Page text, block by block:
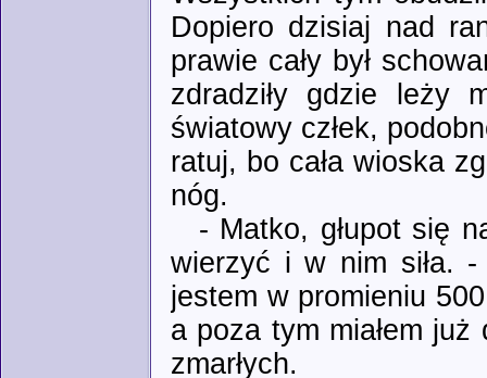
Dopiero dzisiaj nad
prawie cały był
zdradziły gdzie leży
światowy człek,
ratuj, bo cała wioska
nóg.
- Matko, głupot się
wierzyć i w nim siła.
jestem w promieniu
a poza tym miałem
zmarłych.